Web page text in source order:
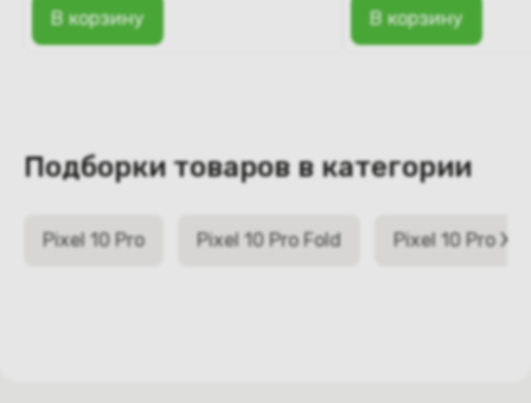
В корзину В корзину
Подборки товаров в категории
Pixel 10 Pro Pixel 10 Pro Fold Pixel 10 Pro XL